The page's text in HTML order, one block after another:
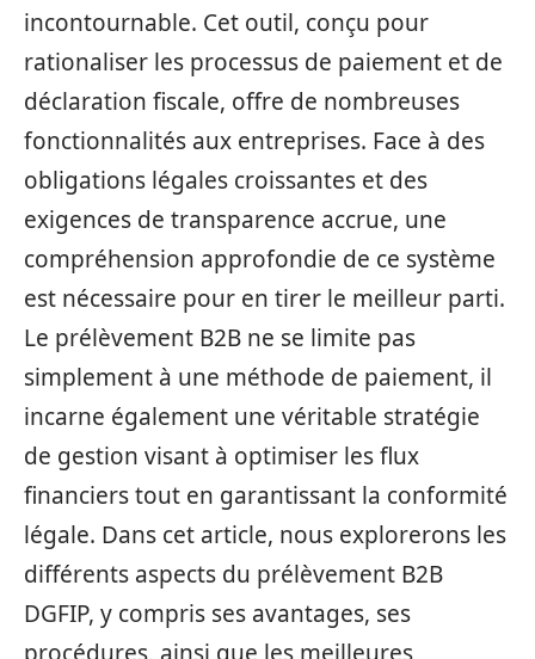
incontournable. Cet outil, conçu pour
rationaliser les processus de paiement et de
déclaration fiscale, offre de nombreuses
fonctionnalités aux entreprises. Face à des
obligations légales croissantes et des
exigences de transparence accrue, une
compréhension approfondie de ce système
est nécessaire pour en tirer le meilleur parti.
Le prélèvement B2B ne se limite pas
simplement à une méthode de paiement, il
incarne également une véritable stratégie
de gestion visant à optimiser les flux
financiers tout en garantissant la conformité
légale. Dans cet article, nous explorerons les
différents aspects du prélèvement B2B
DGFIP, y compris ses avantages, ses